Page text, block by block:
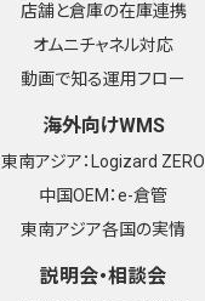
店舗と倉庫の在庫連携
オムニチャネル対応
動画で知る運用フロー
海外向けWMS
東南アジア：Logizard ZERO
中国OEM：e-倉管
東南アジア各国の実情
説明会・相談会